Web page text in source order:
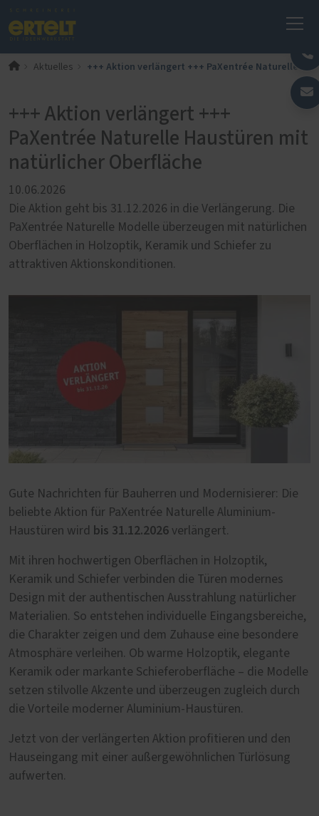
Aktuelles +++ Aktion verlängert +++ PaXentrée Naturelle
+++ Aktion verlängert +++
PaXentrée Naturelle Haustüren mit
natürlicher Oberfläche
10.06.2026
Die Aktion geht bis 31.12.2026 in die Verlängerung. Die
PaXentrée Naturelle Modelle überzeugen mit natürlichen
Oberflächen in Holzoptik, Keramik und Schiefer zu
attraktiven Aktionskonditionen.
Gute Nachrichten für Bauherren und Modernisierer: Die
beliebte Aktion für PaXentrée Naturelle Aluminium-
Haustüren wird bis 31.12.2026 verlängert.
Mit ihren hochwertigen Oberflächen in Holzoptik,
Keramik und Schiefer verbinden die Türen modernes
Design mit der authentischen Ausstrahlung natürlicher
Materialien. So entstehen individuelle Eingangsbereiche,
die Charakter zeigen und dem Zuhause eine besondere
Atmosphäre verleihen. Ob warme Holzoptik, elegante
Keramik oder markante Schieferoberfläche – die Modelle
setzen stilvolle Akzente und überzeugen zugleich durch
die Vorteile moderner Aluminium-Haustüren.
Jetzt von der verlängerten Aktion profitieren und den
Hauseingang mit einer außergewöhnlichen Türlösung
aufwerten.